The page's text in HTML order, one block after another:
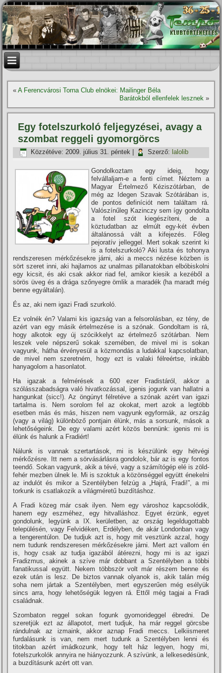
«A Ferencvárosi Torna Club elnökei: Mailinger Béla
Barátokból ellenfelek lesznek»
Egy fotelszurkoló feljegyzései, avagy a
szombat reggeli gyomorgörcs
Közzétéve: 2009. július 31. péntek Szerző: lalolib
Gondolkoztam egy ideig, hogy
felvállaljam-e a fenti cí­met. Néztem a
Magyar Értelmező Kéziszótárban, de
még az Idegen Szavak Szótárában is,
de pontos definí­ciót nem találtam rá.
Valószí­nűleg Kazinczy sem í­gy gondolta
a fotel szót kiegészí­teni, de a
köztudatban az elmúlt egy-két évben
általánossá vált a kifejezés. Főleg
pejoratí­v jelleggel. Mert sokak szerint ki
is a fotelszurkoló? Aki lusta és tohonya
rendszeresen mérkőzésekre járni, aki a meccs nézése közben is
sört szeret inni, aki hajlamos az unalmas pillanatokban elbóbiskolni
egy kicsit, és aki csak akkor riad fel, amikor kiesik a kezéből a
sörös üveg és a drága szőnyegre ömlik a maradék (ha maradt még
benne egyáltalán).
És az, aki nem igazi Fradi szurkoló.
Ez volnék én? Valami kis igazság van a felsorolásban, ez tény, de
azért van egy másik értelmezése is a szónak. Gondoltam is rá,
hogy alkotok egy új szócikkelyt az értelmező szótárban. Nem
leszek vele népszerű sokak szemében, de mivel mi is sokan
vagyunk, hátha érvényesül a közmondás a ludakkal kapcsolatban,
de mivel nem szeretném, hogy ezt is valaki félreértse, inkább
hanyagolom a hasonlatot.
Ha igazak a felmérések a 600 ezer Fradistáról, akkor a
szólásszabadságra való hivatkozással, igenis jogunk van hallatni a
hangunkat (sicc!). Az öngúnyt félretéve a szónak azért van igazi
tartalma is. Nem sorolom fel az okokat, mert azok a legtöbb
esetben más és más, hiszen nem vagyunk egyformák, az ország
(vagy a világ) különböző pontjain élünk, más a sorsunk, mások a
lehetőségeink. De egy valami azért közös bennünk: igenis mi is
élünk és halunk a Fradiért!
Nálunk is vannak szertartások, mi is készülünk egy hétvégi
mérkőzésre. Itt nem a sörvásárlásra gondolok, bár az is egy fontos
teendő. Sokan vagyunk, akik a tévé, vagy a számí­tógép elé is zöld-
fehér mezben ülnek le. Mi is szoktuk a közönséggel együtt énekelni
az indulót és mikor a Szentélyben felzúg a „Hajrá, Fradi!”, a mi
torkunk is csatlakozik a világméretű buzdí­táshoz.
A Fradi közeg már csak ilyen. Nem egy városhoz kapcsolódik,
hanem egy eszméhez, egy hitvalláshoz. Egyet érzünk, egyet
gondolunk, legyünk a IX. kerületben, az ország legeldugottabb
településén, vagy Felvidéken, Erdélyben, de akár Londonban vagy
a tengerentúlon. De tudjuk azt is, hogy mit vesztünk azzal, hogy
nem tudunk rendszeresen mérkőzésekre járni. Mert azt vallom én
is, hogy csak az tudja igazából átérezni, hogy mi is az igazi
Fradizmus, akinek a szí­ve már dobbant a Szentélyben a többi
fanatikussal együtt. Nekem többször volt már részem benne és
ezek után is lesz. De biztos vannak olyanok is, akik talán még
soha nem jártak a Szentélyben, mert egyszerűen még esélyük
sincs arra, hogy lehetőségük legyen rá. Ettől még tagjai a Fradi
családnak.
Szombaton reggel sokan fogunk gyomorideggel ébredni. De
szeretjük ezt az állapotot, mert tudjuk, ha már reggel görcsbe
rándulnak az izmaink, akkor aznap Fradi meccs. Lelkiismeret
furdalásunk is van, nem mert tudunk a Szentélyben lenni és
titokban azért imádkozunk, hogy telt ház legyen, hogy mi,
fotelszurkolók annyira ne hiányozzunk. A szí­vünk, a lelkesedésünk,
a buzdí­tásunk azért ott van.